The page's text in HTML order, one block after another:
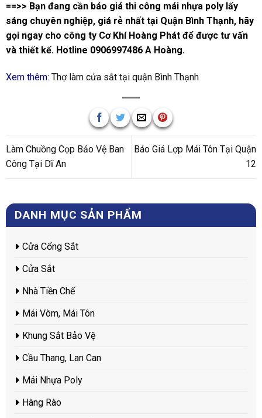
==>> Bạn đang cần báo giá thi công mái nhựa poly lấy
sáng chuyên nghiệp, giá rẻ nhất tại Quận Bình Thạnh, hãy
gọi ngay cho công ty Cơ Khí Hoàng Phát để được tư vấn
và thiết kế. Hotline 0906997486 A Hoàng.
Xem thêm: Thợ làm cửa sắt tại quận Bình Thạnh
Làm Chuồng Cọp Bảo Vệ Ban
Công Tại Dĩ An
Báo Giá Lợp Mái Tôn Tại Quận
12
DANH MỤC SẢN PHẨM
Cửa Cổng Sắt
Cửa Sắt
Nhà Tiền Chế
Mái Vòm, Mái Tôn
Khung Sắt Bảo Vệ
Cầu Thang, Lan Can
Mái Nhựa Poly
Hàng Rào